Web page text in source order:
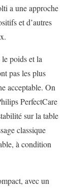
a une approche
et d’autres
poids et la
pas les plus
acceptable. On
PerfectCare
sur la table
classique
à condition
avec un